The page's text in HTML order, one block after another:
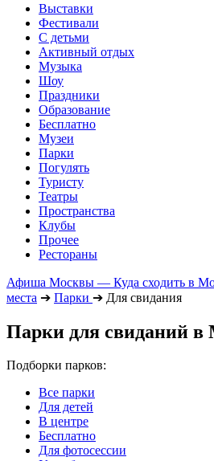
Выставки
Фестивали
С детьми
Активный отдых
Музыка
Шоу
Праздники
Образование
Бесплатно
Музеи
Парки
Погулять
Туристу
Театры
Пространства
Клубы
Прочее
Рестораны
Афиша Москвы — Куда сходить в
места ➔ Парки ➔ Для свидания
Парки для свиданий в
Подборки парков:
Все парки
Для детей
В центре
Бесплатно
Для фотосессии